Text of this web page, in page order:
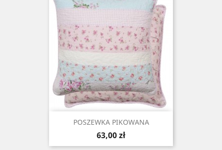
POSZEWKA PIKOWANA
Cena
63,00 zł